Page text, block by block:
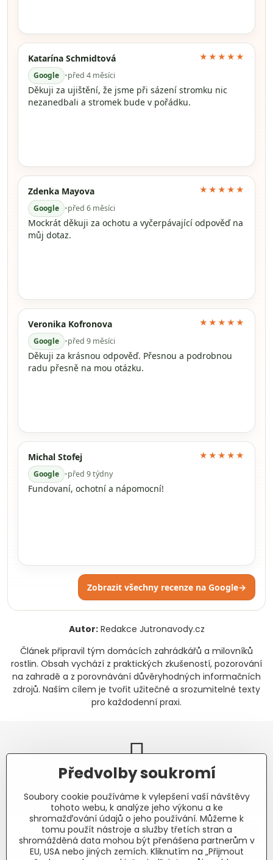
Katarína Schmidtová
Google •před 4 měsíci
★★★★★
Děkuji za ujištění, že jsme při sázení stromku nic
nezanedbali a stromek bude v pořádku.
Zdenka Mayova
Google •před 6 měsíci
★★★★★
Mockrát děkuji za ochotu a vyčerpávající odpověď na
můj dotaz.
Veronika Kofronova
Google •před 9 měsíci
★★★★★
Děkuji za krásnou odpověď. Přesnou a podrobnou
radu přesně na mou otázku.
Michal Stofej
Google •před 9 týdny
★★★★★
Fundovaní, ochotní a nápomocní!
Zobrazit všechny recenze na Google→
Autor:Redakce Jutronavody.cz
Článek připravil tým domácích zahrádkářů a milovníků
rostlin. Obsah vychází z praktických zkušeností, pozorování
na zahradě a z porovnávání důvěryhodných informačních
zdrojů. Naším cílem je tvořit užitečné a srozumitelné texty
pro každodenní praxi.
Newsletter
Odebírat naše novinky:
Odebírat
Předvolby soukromí
Soubory cookie používáme k vylepšení vaší návštěvy
tohoto webu, k analýze jeho výkonu a ke
shromažďování údajů o jeho používání. Můžeme k
tomu použít nástroje a služby třetích stran a
shromážděná data mohou být přenášena partnerům v
EU, USA nebo jiných zemích. Kliknutím na „Přijmout